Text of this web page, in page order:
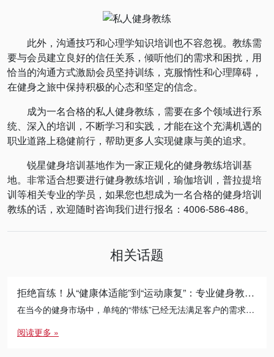
此外，沟通技巧和心理学知识培训也不容忽视。教练需
要与会员建立良好的信任关系，倾听他们的需求和困扰，用
恰当的沟通方式激励会员坚持训练，克服惰性和心理障碍，
在健身之旅中保持积极的心态和坚定的信念。
成为一名合格的私人健身教练，需要在多个领域进行系
统、深入的培训，不断学习和实践，才能在这个充满机遇的
职业道路上稳健前行，帮助更多人实现健康与美的追求。
锐星健身培训基地作为一家正规化的健身教练培训基
地。非常适合想要进行健身教练培训，瑜伽培训，普拉提培
训等相关专业的学员，如果您也想成为一名合格的健身培训
教练的话，欢迎随时咨询我们进行报名：4006-586-486。
相关话题
拒绝盲练！从“健康体适能”到“运动康复”：专业健身教练的必修进阶之路
在当今的健身市场中，单纯的“带练”已经无法满足客户的需求。无论是减脂瓶颈期的突破，还是针对久坐人群的体态矫正， […]
阅读更多 »